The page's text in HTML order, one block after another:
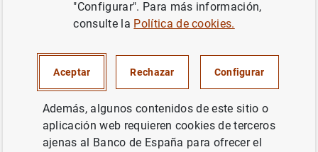
Oesterreichische Nationalbank
Kassensaal
Otto-WagnerPlatz 3
"Configurar". Para más información,
consulte la Política de cookies.
Aceptar Rechazar Configurar
Además, algunos contenidos de este sitio o
aplicación web requieren cookies de terceros
ajenas al Banco de España para ofrecer el